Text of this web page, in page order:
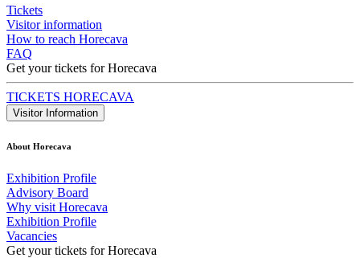
Tickets
Visitor information
How to reach Horecava
FAQ
Get your tickets for Horecava
TICKETS HORECAVA
Visitor Information
About Horecava
Exhibition Profile
Advisory Board
Why visit Horecava
Exhibition Profile
Vacancies
Get your tickets for Horecava